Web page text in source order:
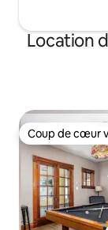
Location
Coup de cœur
Coup de cœur